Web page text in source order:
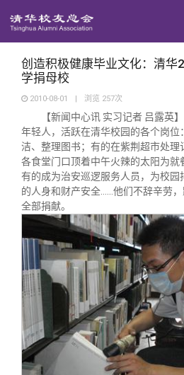
地区联络
年级联络
院系校友工作
专业委员会
兴趣群体
西南联大校友会
回馈母校
捐赠项目
捐赠新闻
捐赠纪事
捐赠方法
义工计划
媒体平台
《清华校友通讯》
《水木清华》
我要订阅
新媒体平台
百年清华
清华人物
清华故事
青春风采
校友文苑
校友讲坛
校友服务
终身学习
信息化服务
三创大赛
实用信息
校友总会
总会简介
会长致辞
总会章程
关闭
创造积极健康毕业文化：清华
学捐母校
2010-08-01 | 浏览 257次
【新闻中心讯 实习记者 吕露英
年轻人，活跃在清华校园的各个岗位
洁、整理图书；有的在紫荆超市处理
各食堂门口顶着中午火辣的太阳为就
有的成为治安巡逻服务人员，为校园
的人身和财产安全……他们不辞辛劳
全部捐献。